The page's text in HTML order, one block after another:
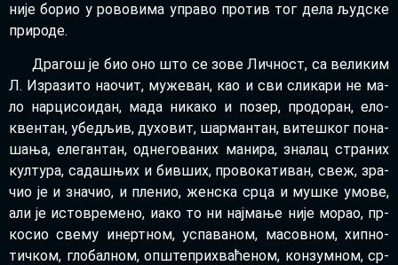
ни­је бо­рио у ро­во­ви­ма упра­во про­тив тог де­ла људ­ске
при­ро­де.
Дра­гош је био оно што се зо­ве Лич­ност, са ве­ли­ким
Л. Из­ра­зи­то на­о­чит, му­же­ван, као и сви сли­ка­ри не ма­
ло нар­ци­со­и­дан, ма­да ни­ка­ко и по­зер, про­до­ран, ело­
квен­тан, убе­дљив, ду­хо­вит, шар­ман­тан, ви­те­шког по­на­
ша­ња, еле­ган­тан, од­не­го­ва­них ма­ни­ра, зна­лац стра­них
кул­ту­ра, са­да­шњих и бив­ших, про­во­ка­ти­ван, свеж, зра­
чио је и зна­чио, и пле­нио, жен­ска ср­ца и му­шке умо­ве,
али је исто­вре­ме­но, иако то ни нај­ма­ње ни­је мо­рао, пр­
ко­сио све­му ине­рт­ном, успа­ва­ном, ма­сов­ном, хип­но­
тич­ком, гло­бал­ном, оп­ште­при­хва­ће­ном, кон­зум­ном, ср­